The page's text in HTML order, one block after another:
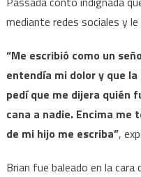
mediante redes sociales y
“Me escribió como un
entendía mi dolor y que
pedí que me dijera quién
cana a nadie. Encima me
de mi hijo me escriba”,
Brian fue baleado en la